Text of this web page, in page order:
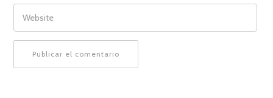
WEBSITE